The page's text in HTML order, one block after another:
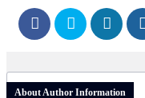
About Author Information